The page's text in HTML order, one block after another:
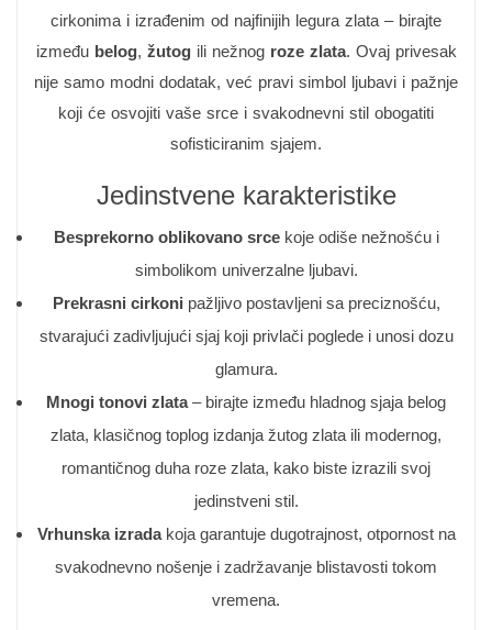
cirkonima i izrađenim od najfinijih legura zlata – birajte
između belog, žutogili nežnog roze zlata. Ovaj privesak
nije samo modni dodatak, već pravi simbol ljubavi i pažnje
koji će osvojiti vaše srce i svakodnevni stil obogatiti
sofisticiranim sjajem.
Jedinstvene karakteristike
Besprekorno oblikovano srcekoje odiše nežnošću i
simbolikom univerzalne ljubavi.
Prekrasni cirkoni pažljivo postavljeni sa preciznošću,
stvarajući zadivljujući sjaj koji privlači poglede i unosi dozu
glamura.
Mnogi tonovi zlata– birajte između hladnog sjaja belog
zlata, klasičnog toplog izdanja žutog zlata ili modernog,
romantičnog duha roze zlata, kako biste izrazili svoj
jedinstveni stil.
Vrhunska izradakoja garantuje dugotrajnost, otpornost na
svakodnevno nošenje i zadržavanje blistavosti tokom
vremena.